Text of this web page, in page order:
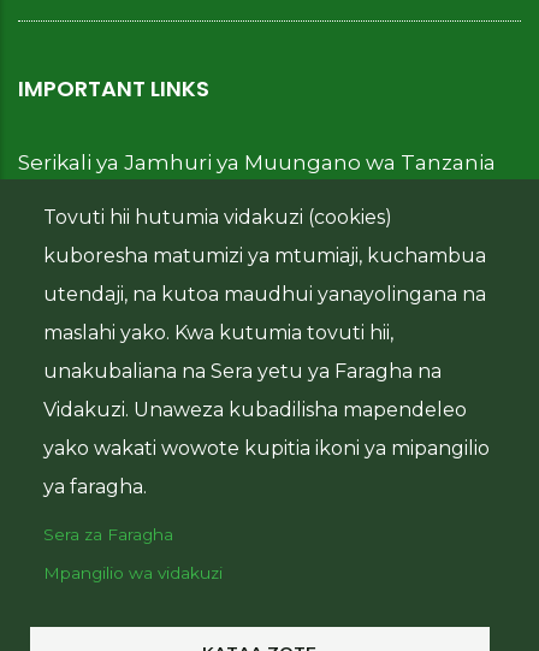
IMPORTANT LINKS
Serikali ya Jamhuri ya Muungano wa Tanzania
Wizara ya Fedha
Wizara ya Kilimo
© Hakimiliki 2025
Benki ya Maendeleo ya Kilimo
Tovuti hii hutumia vidakuzi (cookies)
kuboresha matumizi ya mtumiaji, kuchambua
utendaji, na kutoa maudhui yanayolingana na
maslahi yako. Kwa kutumia tovuti hii,
unakubaliana na Sera yetu ya Faragha na
Vidakuzi. Unaweza kubadilisha mapendeleo
yako wakati wowote kupitia ikoni ya mipangilio
ya faragha.
Sera za Faragha
Mpangilio wa vidakuzi